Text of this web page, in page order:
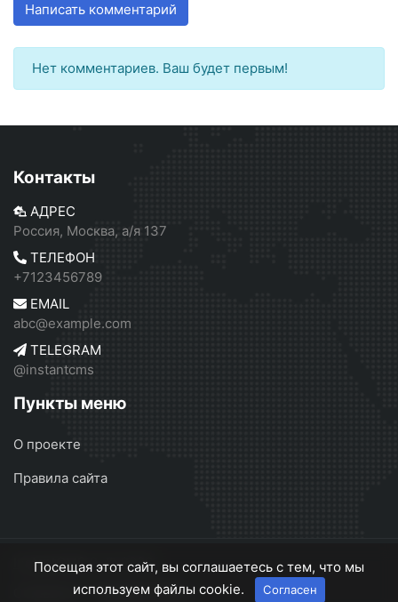
Написать комментарий
Нет комментариев. Ваш будет первым!
Контакты
АДРЕС
Россия, Москва, а/я 137
ТЕЛЕФОН
+7123456789
EMAIL
abc@example.com
TELEGRAM
@instantcms
Пункты меню
О проекте
Правила сайта
InstantCMS 2 © 2026
О проекте
Правила сайта
Посещая этот сайт, вы соглашаетесь с тем, что мы
используем файлы cookie.
Согласен